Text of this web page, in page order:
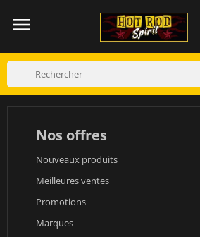

Nos offres
Nouveaux produits
Meilleures ventes
Promotions
Marques